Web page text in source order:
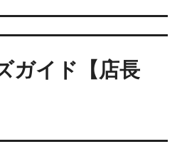
#28.5
ガイド【店長